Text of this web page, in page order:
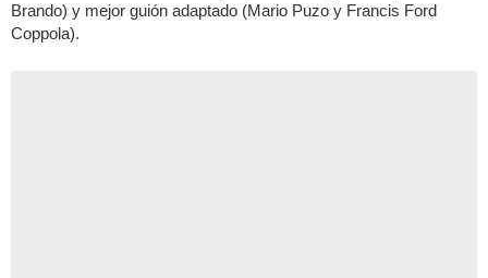
Brando) y mejor guión adaptado (Mario Puzo y Francis Ford
Coppola).